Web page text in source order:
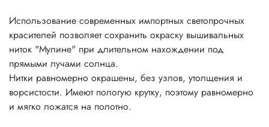
Использование современных импортных светопрочных
красителей позволяет сохранить окраску вышивальных
ниток "Мулине" при длительном нахождении под
прямыми лучами солнца.
Нитки равномерно окрашены, без узлов, утолщения и
ворсистости. Имеют пологую крутку, поэтому равномерно
и мягко ложатся на полотно.